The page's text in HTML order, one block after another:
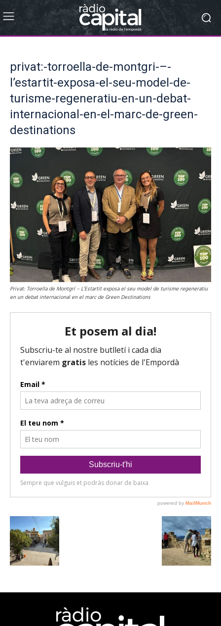
privat:-torroella-de-montgri-–-
l’estartit-exposa-el-seu-model-de-
turisme-regeneratiu-en-un-debat-
internacional-en-el-marc-de-green-
destinations
Privat: Torroella de Montgrí – L’Estartit exposa el seu model de turisme regeneratiu
en un debat internacional en el marc de Green Destinations